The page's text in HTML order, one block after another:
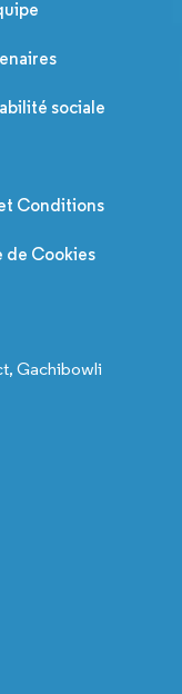
sociale
Conditions
de Cookies
Gachibowli